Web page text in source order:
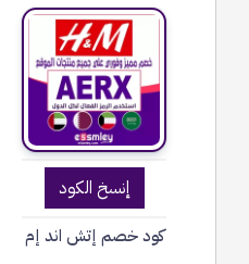
إنسخ الكود
كود خصم إتش اند إم